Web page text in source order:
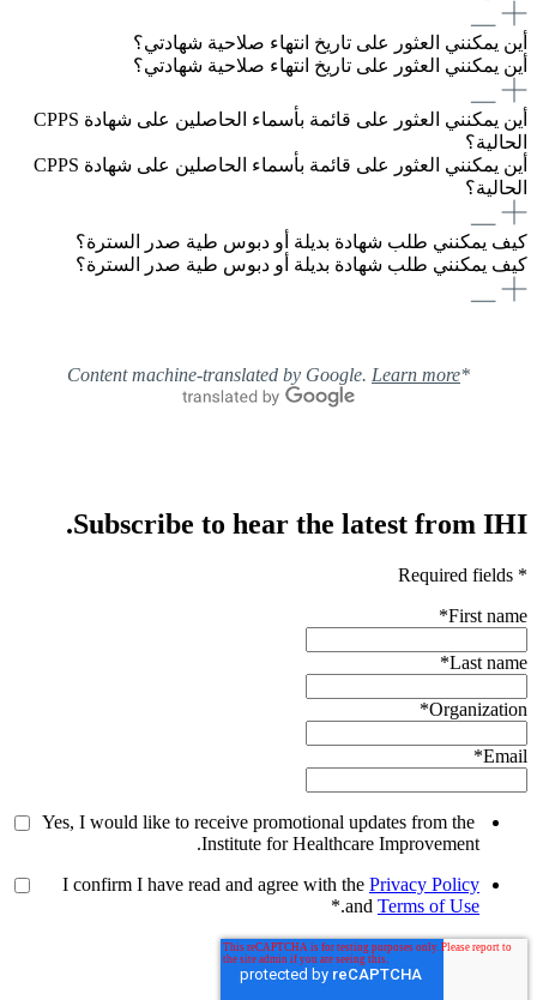
أين يمكنني العثور على تاريخ انتهاء صلاحية شهادتي؟
أين يمكنني العثور على تاريخ انتهاء صلاحية شهادتي؟
أين يمكنني العثور على قائمة بأسماء الحاصلين على شهادة CPPS
الحالية؟
أين يمكنني العثور على قائمة بأسماء الحاصلين على شهادة CPPS
الحالية؟
كيف يمكنني طلب شهادة بديلة أو دبوس طية صدر السترة؟
كيف يمكنني طلب شهادة بديلة أو دبوس طية صدر السترة؟
*Content machine-translated by Google.
Learn more
Subscribe to hear the latest from IHI.
* Required fields
First name
*
Last name
*
Organization
*
Email
*
Yes, I would like to receive promotional updates from the
Institute for Healthcare Improvement.
I confirm I have read and agree with the Privacy Policy
and Terms of Use
.
*